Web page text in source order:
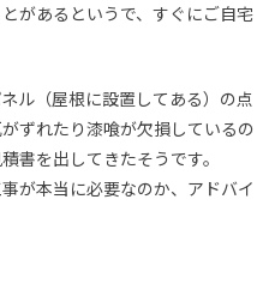
があるというで、すぐにご自宅
ル（屋根に設置してある）の点
ずれたり漆喰が欠損しているの
書を出してきたそうです。
が本当に必要なのか、アドバイ